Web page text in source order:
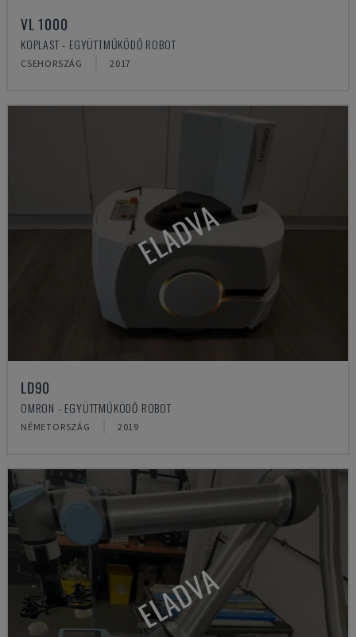
VL 1000
KOPLAST - EGYÜTTMŰKÖDŐ ROBOT
CSEHORSZÁG 2017
ELADVA
LD90
OMRON - EGYÜTTMŰKÖDŐ ROBOT
NÉMETORSZÁG 2019
ELADVA